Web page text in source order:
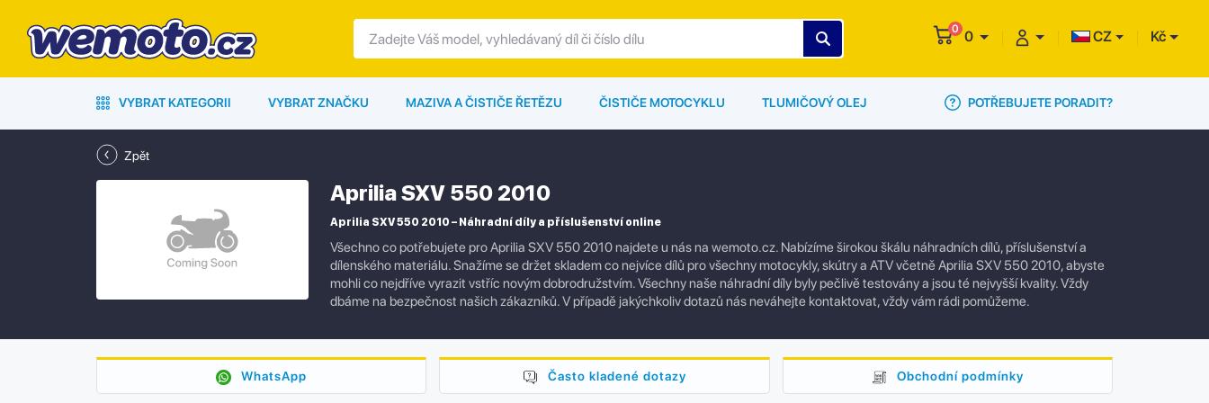
0 0 CZ Kč
VYBRAT KATEGORII VYBRAT ZNAČKU MAZIVA A ČISTIČE ŘETĚZU ČISTIČE MOTOCYKLU TLUMIČOVÝ OLEJ POTŘEBUJETE PORADIT?
Zpět
Aprilia SXV 550 2010
Aprilia SXV 550 2010 – Náhradní díly a příslušenství online
Všechno co potřebujete pro Aprilia SXV 550 2010 najdete u nás na wemoto.cz. Nabízíme širokou škálu náhradních dílů, příslušenství a
dílenského materiálu. Snažíme se držet skladem co nejvíce dílů pro všechny motocykly, skútry a ATV včetně Aprilia SXV 550 2010, abyste
mohli co nejdříve vyrazit vstříc novým dobrodružstvím. Všechny naše náhradní díly byly pečlivě testovány a jsou té nejvyšší kvality. Vždy
dbáme na bezpečnost našich zákazníků. V případě jakýchkoliv dotazů nás neváhejte kontaktovat, vždy vám rádi pomůžeme.
WhatsApp Často kladené dotazy Obchodní podmínky